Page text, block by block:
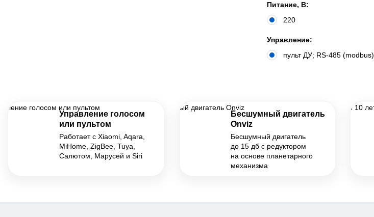
Питание, В:
220
Управление:
пульт ДУ; RS-485 (modbus)
Управление голосом
или пультом
Работает с Xiaomi, Aqara,
MiHome, ZigBee, Tuya,
Салютом, Марусей и Siri
Бесшумный двигатель
Onviz
Бесшумный двигатель
до 15 дб с редуктором
на основе планетарного
механизма